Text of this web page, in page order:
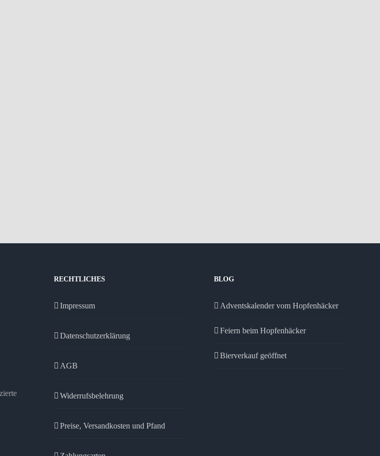
RECHTLICHES
Impressum
Datenschutzerklärung
AGB
Widerrufsbelehrung
Preise, Versandkosten und Pfand
BLOG
Adventskalender vom Hopfenhäcker
Feiern beim Hopfenhäcker
Bierverkauf geöffnet